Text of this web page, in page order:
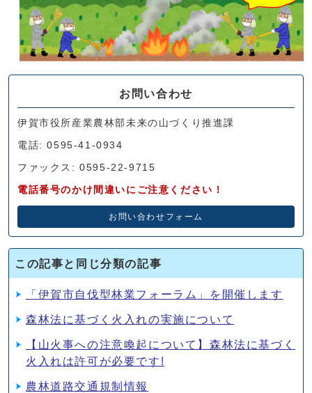
お問い合わせ
伊賀市役所産業農林部未来の山づくり推進課
電話: 0595-41-0934
ファックス: 0595-22-9715
電話番号のかけ間違いにご注意ください！
お問い合わせフォーム
この記事と同じ分類の記事
「伊賀市自伐型林業フォーラム」を開催します
森林法に基づく火入れの実施について
【山火事への注意喚起について】森林法に基づく
火入れは許可が必要です!
農林道路交通規制情報